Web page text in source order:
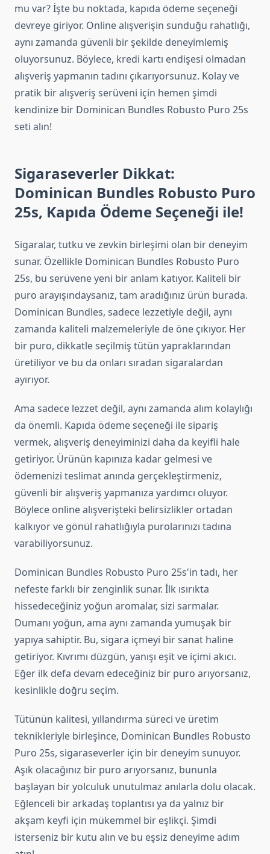
mu var? İşte bu noktada, kapıda ödeme seçeneği
devreye giriyor. Online alışverişin sunduğu rahatlığı,
aynı zamanda güvenli bir şekilde deneyimlemiş
oluyorsunuz. Böylece, kredi kartı endişesi olmadan
alışveriş yapmanın tadını çıkarıyorsunuz. Kolay ve
pratik bir alışveriş serüveni için hemen şimdi
kendinize bir Dominican Bundles Robusto Puro 25s
seti alın!
Sigaraseverler Dikkat:
Dominican Bundles Robusto Puro
25s, Kapıda Ödeme Seçeneği ile!
Sigaralar, tutku ve zevkin birleşimi olan bir deneyim
sunar. Özellikle Dominican Bundles Robusto Puro
25s, bu serüvene yeni bir anlam katıyor. Kaliteli bir
puro arayışındaysanız, tam aradığınız ürün burada.
Dominican Bundles, sadece lezzetiyle değil, aynı
zamanda kaliteli malzemeleriyle de öne çıkıyor. Her
bir puro, dikkatle seçilmiş tütün yapraklarından
üretiliyor ve bu da onları sıradan sigaralardan
ayırıyor.
Ama sadece lezzet değil, aynı zamanda alım kolaylığı
da önemli. Kapıda ödeme seçeneği ile sipariş
vermek, alışveriş deneyiminizi daha da keyifli hale
getiriyor. Ürünün kapınıza kadar gelmesi ve
ödemenizi teslimat anında gerçekleştirmeniz,
güvenli bir alışveriş yapmanıza yardımcı oluyor.
Böylece online alışverişteki belirsizlikler ortadan
kalkıyor ve gönül rahatlığıyla purolarınızı tadına
varabiliyorsunuz.
Dominican Bundles Robusto Puro 25s'in tadı, her
nefeste farklı bir zenginlik sunar. İlk ısırıkta
hissedeceğiniz yoğun aromalar, sizi sarmalar.
Dumanı yoğun, ama aynı zamanda yumuşak bir
yapıya sahiptir. Bu, sigara içmeyi bir sanat haline
getiriyor. Kıvrımı düzgün, yanışı eşit ve içimi akıcı.
Eğer ilk defa devam edeceğiniz bir puro arıyorsanız,
kesinlikle doğru seçim.
Tütünün kalitesi, yıllandırma süreci ve üretim
teknikleriyle birleşince, Dominican Bundles Robusto
Puro 25s, sigaraseverler için bir deneyim sunuyor.
Aşık olacağınız bir puro arıyorsanız, bununla
başlayan bir yolculuk unutulmaz anılarla dolu olacak.
Eğlenceli bir arkadaş toplantısı ya da yalnız bir
akşam keyfi için mükemmel bir eşlikçi. Şimdi
isterseniz bir kutu alın ve bu eşsiz deneyime adım